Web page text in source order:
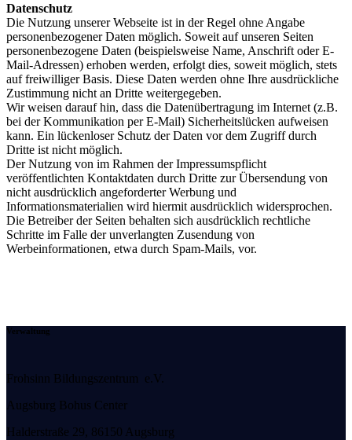
Datenschutz
Die Nutzung unserer Webseite ist in der Regel ohne Angabe
personenbezogener Daten möglich. Soweit auf unseren Seiten
personenbezogene Daten (beispielsweise Name, Anschrift oder E-
Mail-Adressen) erhoben werden, erfolgt dies, soweit möglich, stets
auf freiwilliger Basis. Diese Daten werden ohne Ihre ausdrückliche
Zustimmung nicht an Dritte weitergegeben.
Wir weisen darauf hin, dass die Datenübertragung im Internet (z.B.
bei der Kommunikation per E-Mail) Sicherheitslücken aufweisen
kann. Ein lückenloser Schutz der Daten vor dem Zugriff durch
Dritte ist nicht möglich.
Der Nutzung von im Rahmen der Impressumspflicht
veröffentlichten Kontaktdaten durch Dritte zur Übersendung von
nicht ausdrücklich angeforderter Werbung und
Informationsmaterialien wird hiermit ausdrücklich widersprochen.
Die Betreiber der Seiten behalten sich ausdrücklich rechtliche
Schritte im Falle der unverlangten Zusendung von
Werbeinformationen, etwa durch Spam-Mails, vor.
Verwaltung
Frohsinn Bildungszentrum e.V.
Augsburg Bohus Center
H alderstraße 29, 86150 Augsburg